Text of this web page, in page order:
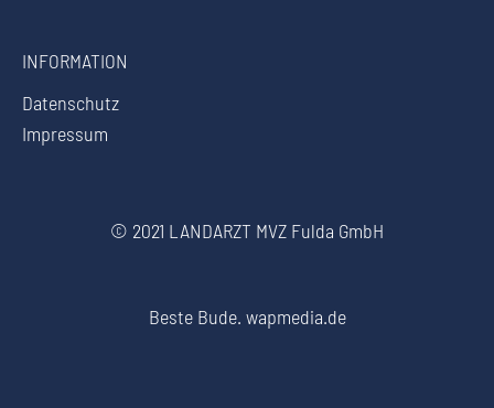
INFORMATION
Datenschutz
Impressum
© 2021 LANDARZT MVZ Fulda GmbH
Beste Bude. wapmedia.de